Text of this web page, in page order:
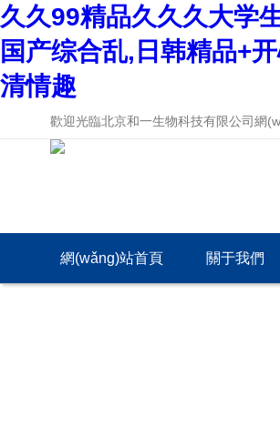
久久99精品久久久大学
国产综合乱,日韩精品+
清情趣
歡迎光臨北京和一生物科技有限公司網
網(wǎng)站首頁 關于我們